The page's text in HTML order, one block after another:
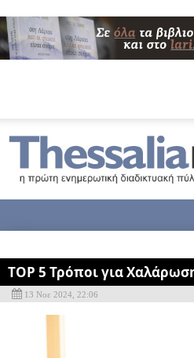
TOP 5 Τρόποι για
13 Νοε 2024, 22:06